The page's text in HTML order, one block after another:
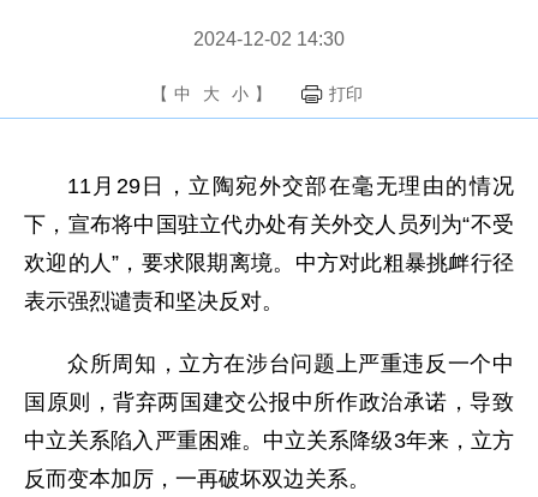
2024-12-02 14:30
【 中 大 小 】 打印
11月29日，立陶宛外交部在毫无理由的情况
下，宣布将中国驻立代办处有关外交人员列为“不受
欢迎的人”，要求限期离境。中方对此粗暴挑衅行径
表示强烈谴责和坚决反对。
众所周知，立方在涉台问题上严重违反一个中
国原则，背弃两国建交公报中所作政治承诺，导致
中立关系陷入严重困难。中立关系降级3年来，立方
反而变本加厉，一再破坏双边关系。